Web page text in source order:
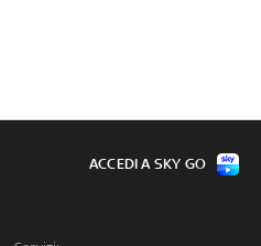
ACCEDI A SKY GO